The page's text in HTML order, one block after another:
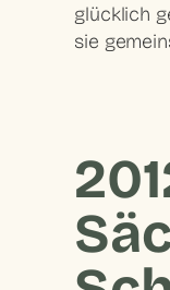
glücklich
sie